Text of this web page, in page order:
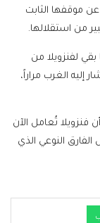
موقفها الثابت
من استقلالها.
لفنزويلا من
إليه الغرب مراراً،
فنزويلا تُعامل الآن
النوعي الذي